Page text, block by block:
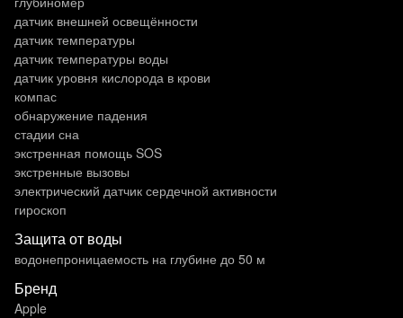
датчик внешней освещённости
датчик температуры
датчик температуры воды
датчик уровня кислорода в крови
компас
обнаружение падения
стадии сна
экстренная помощь SOS
экстренные вызовы
электрический датчик сердечной активности
гироскоп
Защита от воды
водонепроницаемость на глубине до 50 м
Бренд
Apple